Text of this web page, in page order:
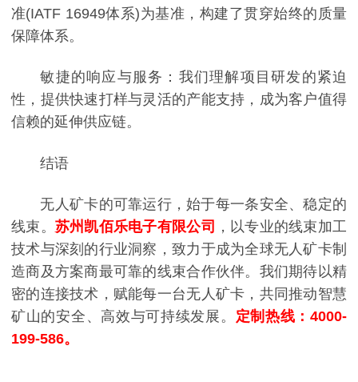
准(IATF 16949体系)为基准，构建了贯穿始终的质量
保障体系。
敏捷的响应与服务：我们理解项目研发的紧迫
性，提供快速打样与灵活的产能支持，成为客户值得
信赖的延伸供应链。
结语
无人矿卡的可靠运行，始于每一条安全、稳定的
线束。 苏州凯佰乐电子有限公司
，以专业的线束加工
技术与深刻的行业洞察，致力于成为全球无人矿卡制
造商及方案商最可靠的线束合作伙伴。我们期待以精
密的连接技术，赋能每一台无人矿卡，共同推动智慧
矿山的安全、高效与可持续发展。 定制热线：4000-
199-586。